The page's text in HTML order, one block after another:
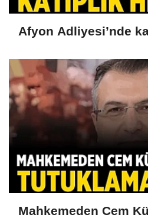
Afyon Adliyesi’nde
Mahkemeden Cem